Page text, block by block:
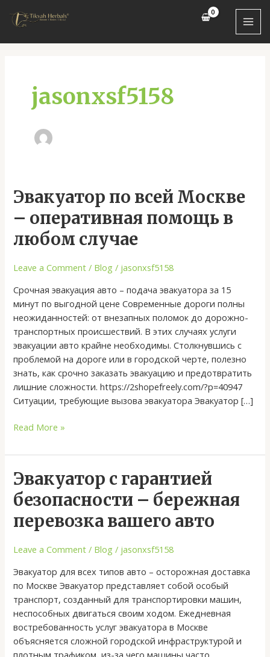
jasonxsf5158
Эвакуатор по всей Москве
– оперативная помощь в
любом случае
Leave a Comment / Blog / jasonxsf5158
Срочная эвакуация авто – подача эвакуатора за 15
минут по выгодной цене Современные дороги полны
неожиданностей: от внезапных поломок до дорожно-
транспортных происшествий. В этих случаях услуги
эвакуации авто крайне необходимы. Столкнувшись с
проблемой на дороге или в городской черте, полезно
знать, как срочно заказать эвакуацию и предотвратить
лишние сложности. https://2shopefreely.com/?p=40947
Ситуации, требующие вызова эвакуатора Эвакуатор […]
Эвакуатор
по
всей
Москве
–
в
любом
случае
Read More »
Эвакуатор с гарантией
безопасности – бережная
перевозка вашего авто
Leave a Comment / Blog / jasonxsf5158
Эвакуатор для всех типов авто – осторожная доставка
по Москве Эвакуатор представляет собой особый
транспорт, созданный для транспортировки машин,
неспособных двигаться своим ходом. Ежедневная
востребованность услуг эвакуатора в Москве
объясняется сложной городской инфраструктурой и
плотным трафиком, из-за чего машины часто
Эвакуатор
с
гарантией
безопасности
–
вашего
авто